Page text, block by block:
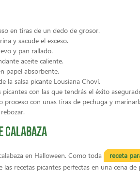
en tiras de un dedo de grosor.
y sacude el exceso.
y pan rallado.
aceite caliente.
papel absorbente.
la salsa picante Lousiana Choví.
picantes con las que tendrás el éxito
proceso con unas tiras de pechuga y
calabaza
en Halloween. Como toda receta
las recetas picantes perfectas en una cena de